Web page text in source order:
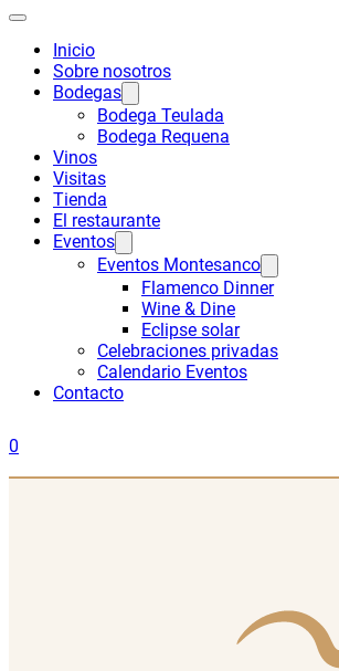
Inicio
Sobre nosotros
Bodegas
Bodega Teulada
Bodega Requena
Vinos
Visitas
Tienda
El restaurante
Eventos
Eventos Montesanco
Flamenco Dinner
Wine & Dine
Eclipse solar
Celebraciones privadas
Calendario Eventos
Contacto
0